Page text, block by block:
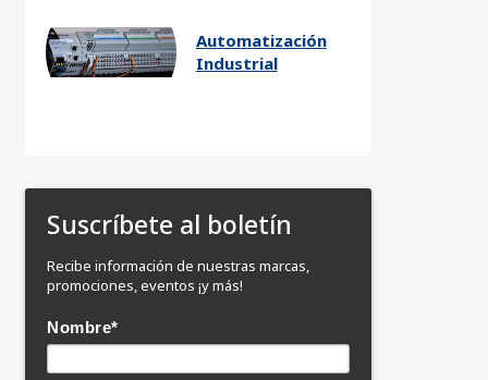
Automatización
Industrial
Suscríbete al boletín
Recibe información de nuestras marcas,
promociones, eventos ¡y más!
Nombre*